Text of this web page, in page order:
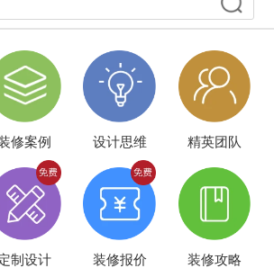
修案例 设计思维 精英团队
制设计 装修报价 装修攻略